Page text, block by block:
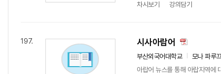
차시보기
강의담기
197. 시사아랍어
부산외국어대학교
모나 파루
아랍어 뉴스를 통해 아랍지역에